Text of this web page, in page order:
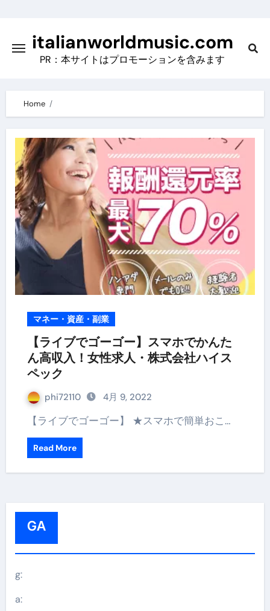
contentitalianworldmusic.com
PR：本サイトはプロモーションを含みます
Home
マネー・資産・副業
【ライブでゴーゴー】スマホでかんた
ん高収入！女性求人・株式会社ハイス
ペック
phi72110 4月 9, 2022
【ライブでゴーゴー】 ★スマホで簡単おこ…
Read More
GA
g:
a: